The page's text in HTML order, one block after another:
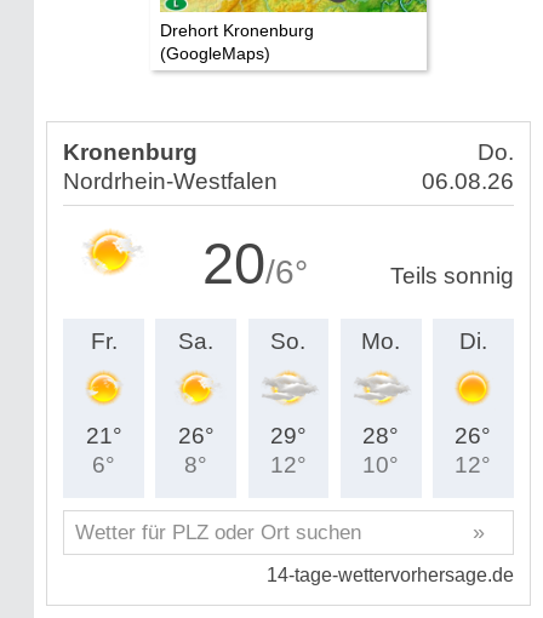
Drehort Kronenburg
(GoogleMaps)